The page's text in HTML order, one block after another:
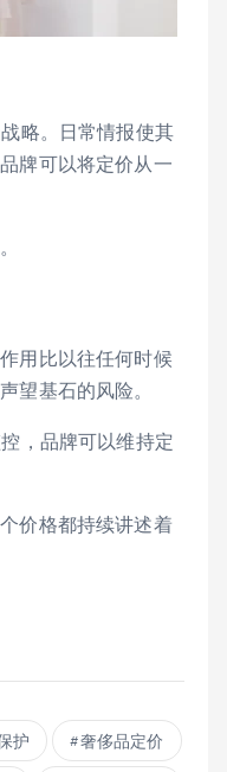
略。日常情报使其
牌可以将定价从一
用比以往任何时候
望基石的风险。
，品牌可以维持定
价格都持续讲述着
护 奢侈品定价